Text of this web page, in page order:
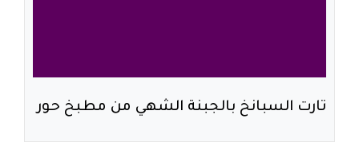
تارت السبانخ بالجبنة الشهي من مطبخ حور